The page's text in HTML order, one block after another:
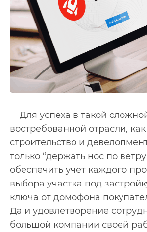
Для успеха в такой
востребованной отрасли, как
строительство и
только “держать нос по
обеспечить учет каждого
выбора участка под
ключа от домофона
Да и удовлетворение
большой компании своей